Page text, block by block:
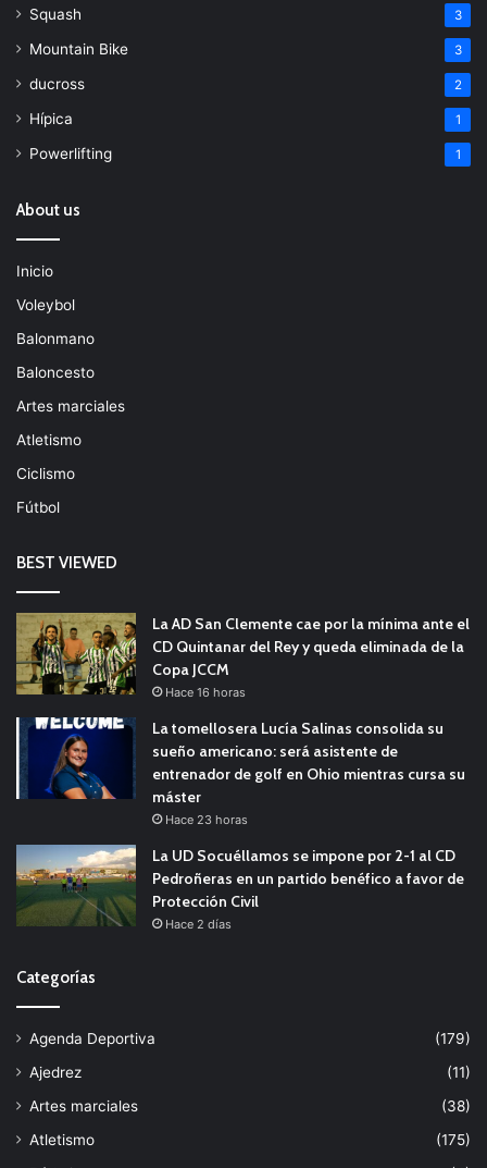
Squash 3
Mountain Bike 3
ducross 2
Hípica 1
Powerlifting 1
About us
Inicio
Voleybol
Balonmano
Baloncesto
Artes marciales
Atletismo
Ciclismo
Fútbol
BEST VIEWED
La AD San Clemente cae por la mínima ante el
CD Quintanar del Rey y queda eliminada de la
Copa JCCM
Hace 16 horas
La tomellosera Lucía Salinas consolida su
sueño americano: será asistente de
entrenador de golf en Ohio mientras cursa su
máster
Hace 23 horas
La UD Socuéllamos se impone por 2-1 al CD
Pedroñeras en un partido benéfico a favor de
Protección Civil
Hace 2 días
Categorías
Agenda Deportiva
(179)
Ajedrez
(11)
Artes marciales
(38)
Atletismo
(175)